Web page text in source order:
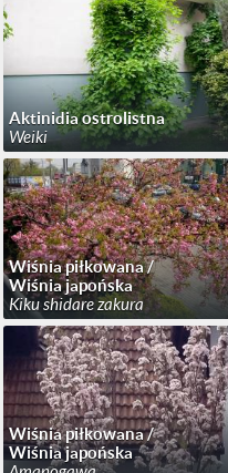
Aktinidia ostrolistna
Weiki
Wiśnia piłkowana /
Wiśnia japońska
Kiku shidare zakura
Wiśnia piłkowana /
Wiśnia japońska